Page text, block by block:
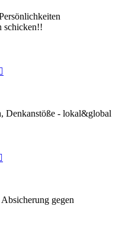
schicken!!
Denkanstöße - lokal&global
gegen